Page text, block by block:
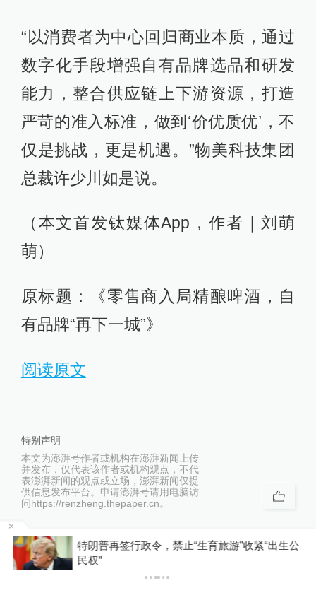
“以消费者为中心回归商业本质，通过
数字化手段增强自有品牌选品和研发
能力，整合供应链上下游资源，打造
严苛的准入标准，做到‘价优质优’，不
仅是挑战，更是机遇。”物美科技集团
总裁许少川如是说。
（本文首发钛媒体App，作者｜刘萌
萌）
原标题：《零售商入局精酿啤酒，自
有品牌“再下一城”》
阅读原文
特别声明
本文为澎湃号作者或机构在澎湃新闻上传
并发布，仅代表该作者或机构观点，不代
表澎湃新闻的观点或立场，澎湃新闻仅提
供信息发布平台。申请澎湃号请用电脑访
问https://renzheng.thepaper.cn。
相关推荐
贾国龙新品牌“天边羊多”亮
特朗普再签行政令，禁止“生育旅游”收紧“出生公
民权”